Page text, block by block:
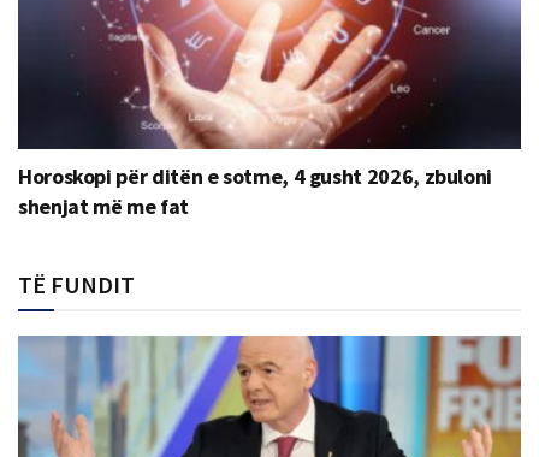
Horoskopi për ditën e sotme, 4 gusht 2026, zbuloni
shenjat më me fat
TË FUNDIT